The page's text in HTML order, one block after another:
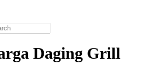
Daging Grill